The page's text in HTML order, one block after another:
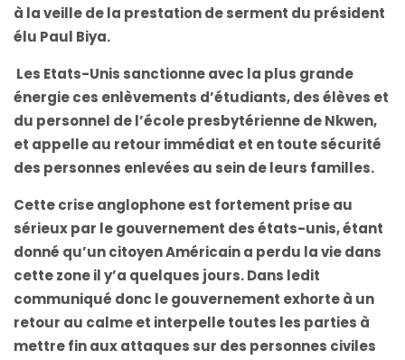
à la veille de la prestation de serment du président
élu Paul Biya.
Les Etats-Unis sanctionne avec la plus grande
énergie ces enlèvements d’étudiants, des élèves et
du personnel de l’école presbytérienne de Nkwen,
et appelle au retour immédiat et en toute sécurité
des personnes enlevées au sein de leurs familles.
Cette crise anglophone est fortement prise au
sérieux par le gouvernement des états-unis, étant
donné qu’un citoyen Américain a perdu la vie dans
cette zone il y’a quelques jours. Dans ledit
communiqué donc le gouvernement exhorte à un
retour au calme et interpelle toutes les parties à
mettre fin aux attaques sur des personnes civiles